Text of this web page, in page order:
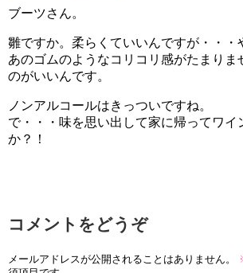
ブーツさん。
雛ですか。柔らくていいんですが・・・
あのゴムのようなコリコリ感がたまりま
のがいいんです。
ノンアルコールはきっついですね。
で・・・味を思い出して家に帰ってワイ
か？！
コメントをどうぞ
メールアドレスが公開されることはありません。